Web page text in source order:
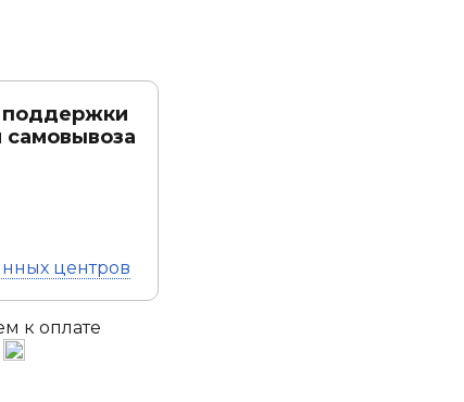
центров
к оплате